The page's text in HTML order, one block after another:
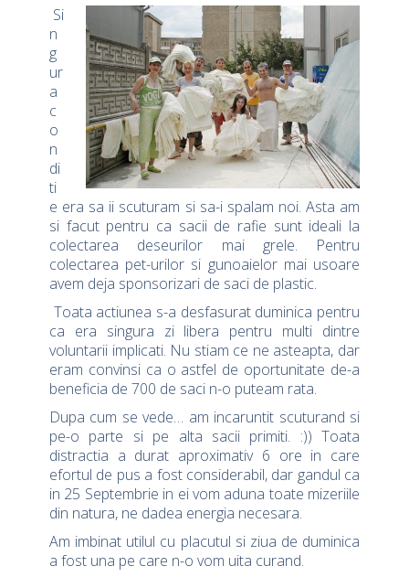
Si
n
g
ur
a
c
o
n
di
ti
e era sa ii scuturam si sa-i spalam noi. Asta am
si facut pentru ca sacii de rafie sunt ideali la
colectarea deseurilor mai grele. Pentru
colectarea pet-urilor si gunoaielor mai usoare
avem deja sponsorizari de saci de plastic.
Toata actiunea s-a desfasurat duminica pentru
ca era singura zi libera pentru multi dintre
voluntarii implicati. Nu stiam ce ne asteapta, dar
eram convinsi ca o astfel de oportunitate de-a
beneficia de 700 de saci n-o puteam rata.
Dupa cum se vede… am incaruntit scuturand si
pe-o parte si pe alta sacii primiti. :)) Toata
distractia a durat aproximativ 6 ore in care
efortul de pus a fost considerabil, dar gandul ca
in 25 Septembrie in ei vom aduna toate mizeriile
din natura, ne dadea energia necesara.
Am imbinat utilul cu placutul si ziua de duminica
a fost una pe care n-o vom uita curand.